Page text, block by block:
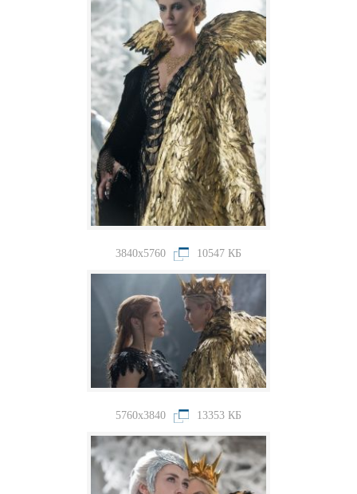
3840x5760 10547 КБ
5760x3840 13353 КБ